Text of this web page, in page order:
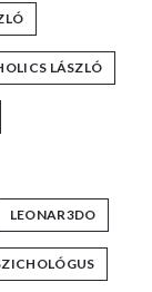
LÁSZLÓ
LEONAR3DO